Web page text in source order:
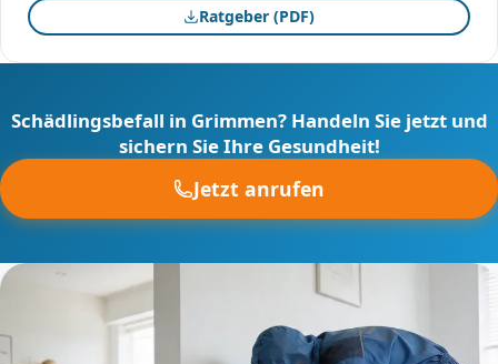
Ratgeber (PDF)
Schädlingsbefall in Grimmen? Handeln Sie jetzt und
sichern Sie Ihre Gesundheit!
Jetzt anrufen